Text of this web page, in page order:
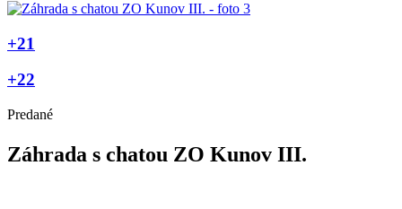
+21
+22
Predané
Záhrada s chatou ZO Kunov III.